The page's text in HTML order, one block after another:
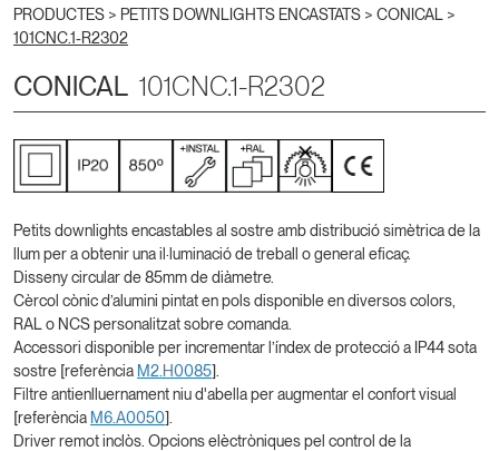
PRODUCTES > PETITS DOWNLIGHTS ENCASTATS > CONICAL >
101CNC.1-R2302
CONICAL 101CNC.1-R2302
Petits downlights encastables al sostre amb distribució simètrica de la
llum per a obtenir una il·luminació de treball o general eficaç.
Disseny circular de 85mm de diàmetre.
Cèrcol cònic d’alumini pintat en pols disponible en diversos colors,
RAL o NCS personalitzat sobre comanda.
Accessori disponible per incrementar l’índex de protecció a IP44 sota
sostre [referència M2.H0085].
Filtre antienlluernament niu d'abella per augmentar el confort visual
[referència M6.A0050].
Driver remot inclòs. Opcions elèctròniques pel control de la